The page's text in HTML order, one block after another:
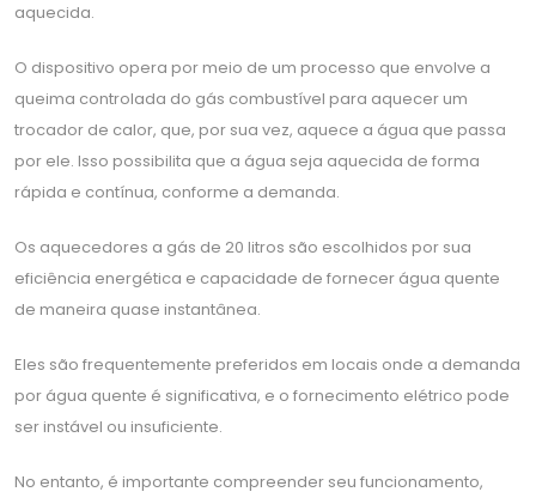
aquecida.
O dispositivo opera por meio de um processo que envolve a
queima controlada do gás combustível para aquecer um
trocador de calor, que, por sua vez, aquece a água que passa
por ele. Isso possibilita que a água seja aquecida de forma
rápida e contínua, conforme a demanda.
Os aquecedores a gás de 20 litros são escolhidos por sua
eficiência energética e capacidade de fornecer água quente
de maneira quase instantânea.
Eles são frequentemente preferidos em locais onde a demanda
por água quente é significativa, e o fornecimento elétrico pode
ser instável ou insuficiente.
No entanto, é importante compreender seu funcionamento,